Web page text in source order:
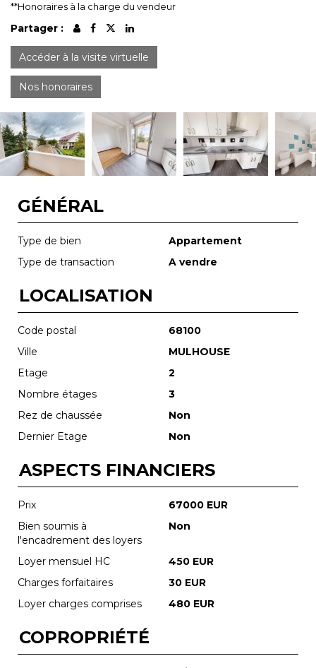
**Honoraires à la charge du vendeur
Partager :
Accéder à la visite virtuelle
Nos honoraires
GÉNÉRAL
Type de bien
Appartement
Type de transaction
A vendre
LOCALISATION
Code postal
68100
Ville
MULHOUSE
Etage
2
Nombre étages
3
Rez de chaussée
Non
Dernier Etage
Non
ASPECTS FINANCIERS
Prix
67000 EUR
Bien soumis à
l'encadrement des loyers
Non
Loyer mensuel HC
450 EUR
Charges forfaitaires
30 EUR
Loyer charges comprises
480 EUR
COPROPRIÉTÉ